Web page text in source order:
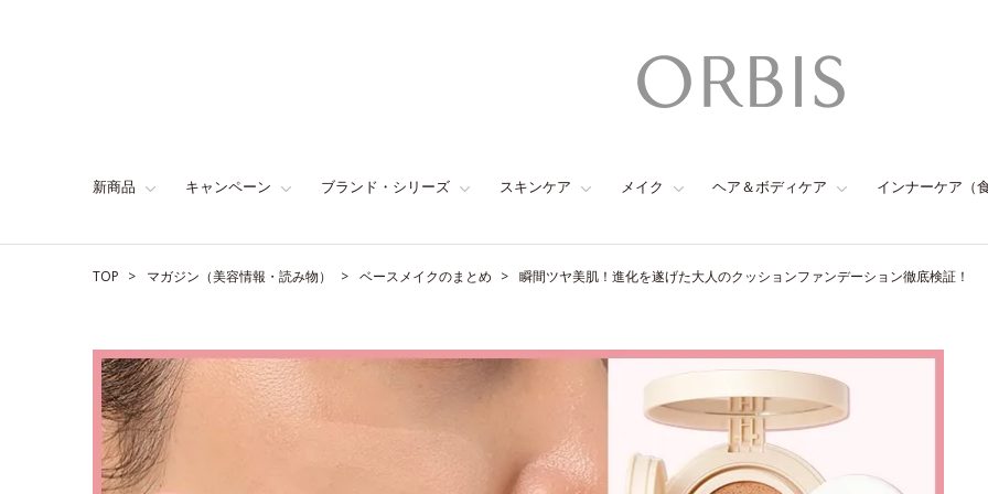
新商品 キャンペーン ブランド・シリーズ スキンケア メイク ヘア＆ボディケア インナーケア（
TOP マガジン（美容情報・読み物） ベースメイクのまとめ 瞬間ツヤ美肌！進化を遂げた大人のクッションファンデーション徹底検証！